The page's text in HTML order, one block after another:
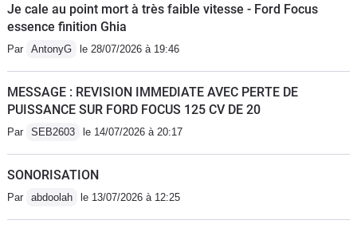
Je cale au point mort à très faible vitesse - Ford Focus
essence finition Ghia
Par AntonyG le 28/07/2026 à 19:46
MESSAGE : REVISION IMMEDIATE AVEC PERTE DE
PUISSANCE SUR FORD FOCUS 125 CV DE 20
Par SEB2603 le 14/07/2026 à 20:17
SONORISATION
Par abdoolah le 13/07/2026 à 12:25